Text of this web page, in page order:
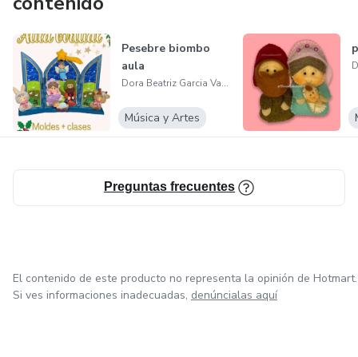
muñecos.
Taller y academia de manualidades, venta de moldería,
telas, botones americanos, ojos, narices, algodón siliconado
y todo lo relacionado para patchwork y muñecos. despacho
a cualquier ciudad. clases permanentes.
Academia de manualidades, clases de patchwork, muñecos
Pesebre biombo
aula
Dora Beatriz Garcia Valencia
Música y Artes
Preguntas frecuentes
El contenido de este producto no representa la opinión de Hotmart.
Si ves informaciones inadecuadas, denúncialas aquí